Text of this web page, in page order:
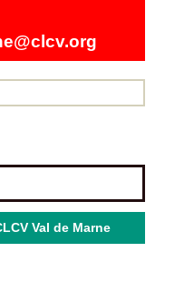
Val de Marne